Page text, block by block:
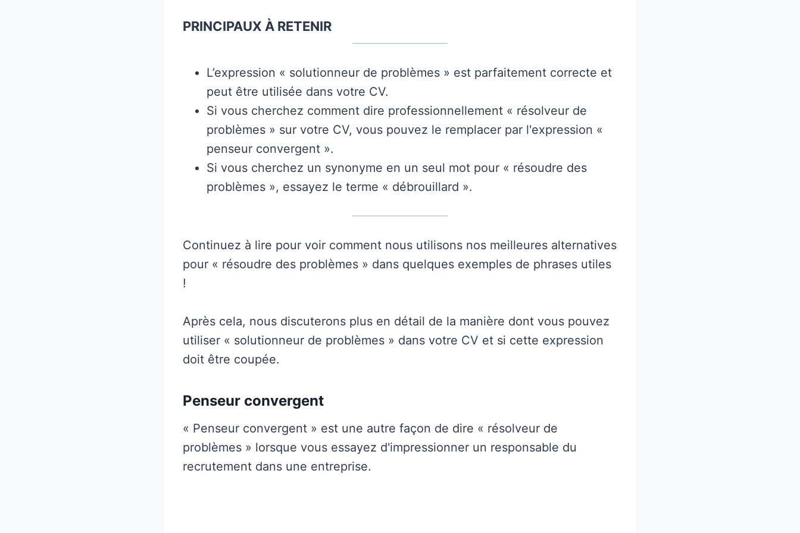
PRINCIPAUX À RETENIR
L’expression « solutionneur de problèmes » est parfaitement correcte et
peut être utilisée dans votre CV.
Si vous cherchez comment dire professionnellement « résolveur de
problèmes » sur votre CV, vous pouvez le remplacer par l'expression «
penseur convergent ».
Si vous cherchez un synonyme en un seul mot pour « résoudre des
problèmes », essayez le terme « débrouillard ».
Continuez à lire pour voir comment nous utilisons nos meilleures alternatives
pour « résoudre des problèmes » dans quelques exemples de phrases utiles
!
Après cela, nous discuterons plus en détail de la manière dont vous pouvez
utiliser « solutionneur de problèmes » dans votre CV et si cette expression
doit être coupée.
Penseur convergent
« Penseur convergent » est une autre façon de dire « résolveur de
problèmes » lorsque vous essayez d'impressionner un responsable du
recrutement dans une entreprise.